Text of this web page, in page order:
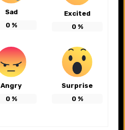
Sad
0%
Excited
0%
Angry
0%
Surprise
0%